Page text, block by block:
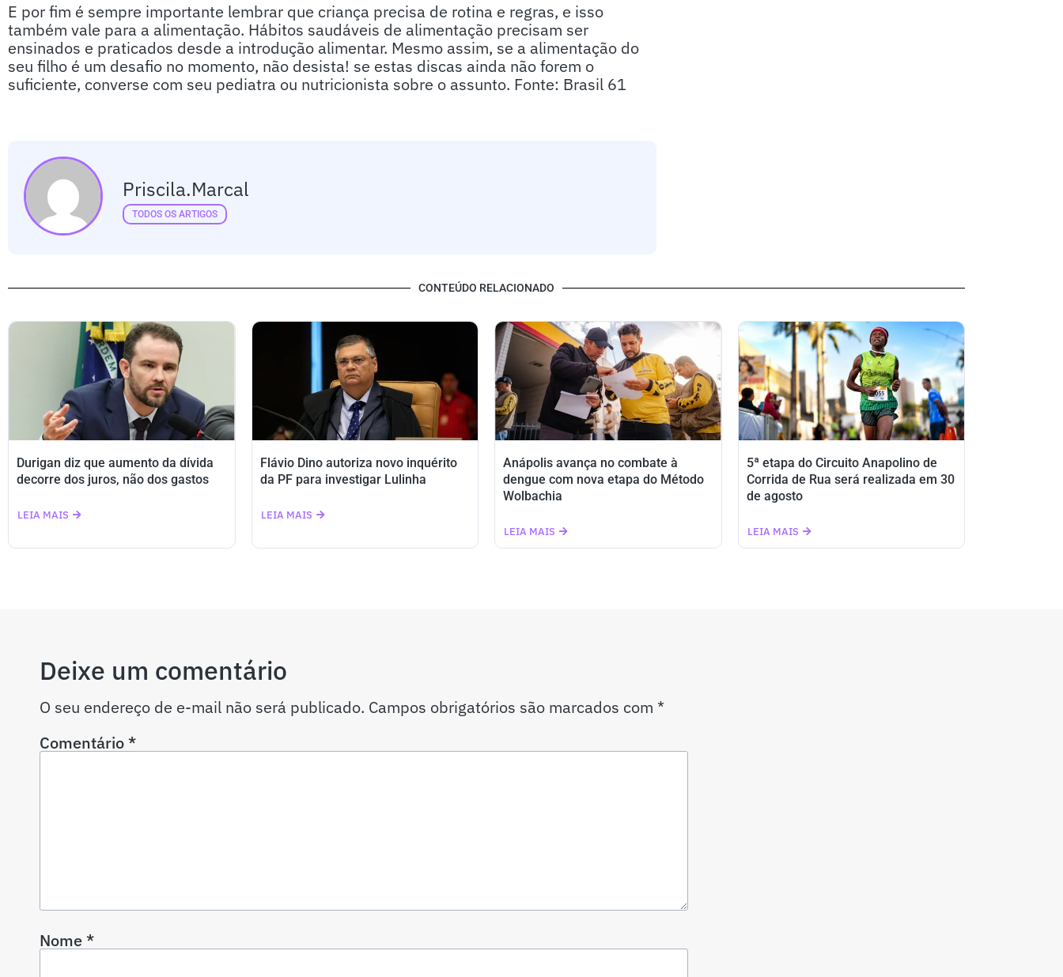
E por fim é sempre importante lembrar que criança precisa de rotina e regras, e isso
também vale para a alimentação. Hábitos saudáveis de alimentação precisam ser
ensinados e praticados desde a introdução alimentar. Mesmo assim, se a alimentação do
seu filho é um desafio no momento, não desista! se estas discas ainda não forem o
suficiente, converse com seu pediatra ou nutricionista sobre o assunto. Fonte: Brasil 61
Priscila.marcal
TODOS OS ARTIGOS
CONTEÚDO RELACIONADO
Durigan diz que aumento da dívida
decorre dos juros, não dos gastos
LEIA MAIS
Flávio Dino autoriza novo inquérito
da PF para investigar Lulinha
LEIA MAIS
Anápolis avança no combate à
dengue com nova etapa do Método
Wolbachia
LEIA MAIS
5ª etapa do Circuito Anapolino de
Corrida de Rua será realizada em 30
de agosto
LEIA MAIS
Deixe um comentário
O seu endereço de e-mail não será publicado. Campos obrigatórios são marcados com *
Comentário*
Nome*